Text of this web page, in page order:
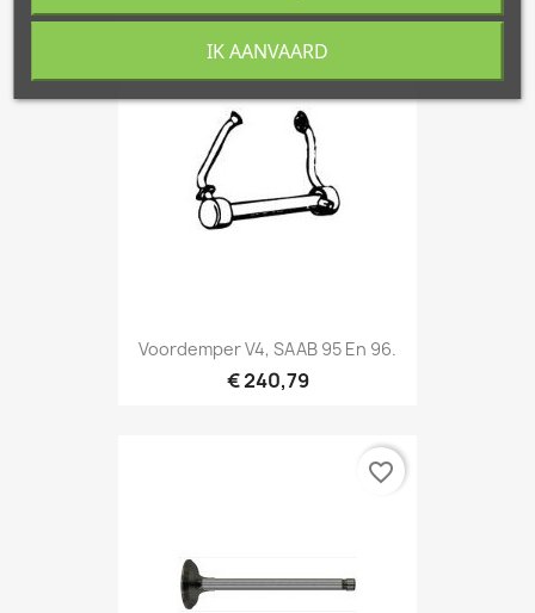
Voordemper V4, SAAB 95 En 96.
€ 240,79
favorite_border
IK AANVAARD